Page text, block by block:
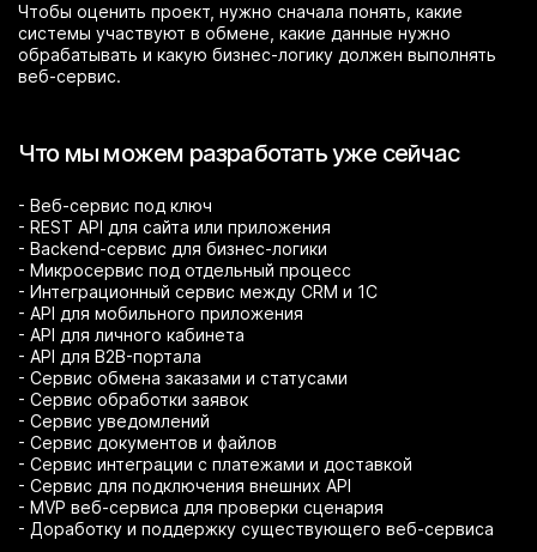
Чтобы оценить проект, нужно сначала понять, какие
системы участвуют в обмене, какие данные нужно
обрабатывать и какую бизнес-логику должен выполнять
веб-сервис.
Что мы можем разработать уже сейчас
- Веб-сервис под ключ
- REST API для сайта или приложения
- Backend-сервис для бизнес-логики
- Микросервис под отдельный процесс
- Интеграционный сервис между CRM и 1С
- API для мобильного приложения
- API для личного кабинета
- API для B2B-портала
- Сервис обмена заказами и статусами
- Сервис обработки заявок
- Сервис уведомлений
- Сервис документов и файлов
- Сервис интеграции с платежами и доставкой
- Сервис для подключения внешних API
- MVP веб-сервиса для проверки сценария
- Доработку и поддержку существующего веб-сервиса